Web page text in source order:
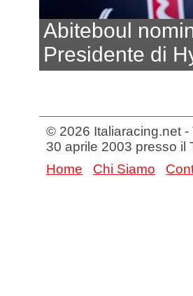
Abiteboul
Presidente di
© 2026 Italiaracing.net -
30 aprile 2003 presso il
Home
Chi Siamo